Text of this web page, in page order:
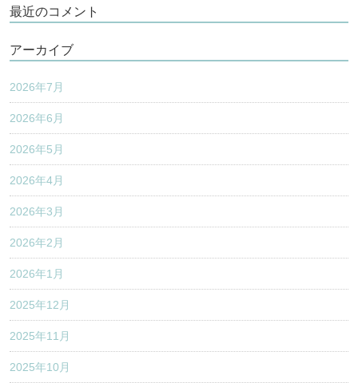
最近のコメント
アーカイブ
2026年7月
2026年6月
2026年5月
2026年4月
2026年3月
2026年2月
2026年1月
2025年12月
2025年11月
2025年10月